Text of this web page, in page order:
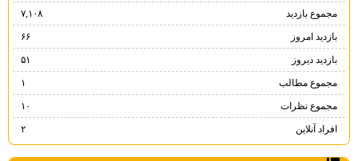
مجموع بازدید ۷,۱۰۸
بازدید امروز
بازدید دیروز
مجموع مطالب
مجموع نظرات
افراد آنلاین